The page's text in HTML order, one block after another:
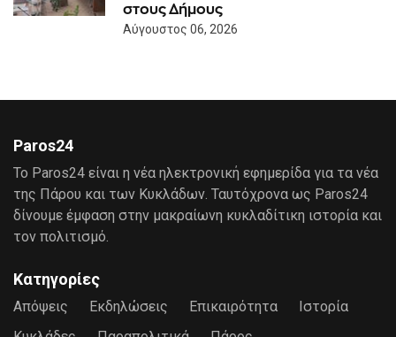
στους Δήμους
Αύγουστος 06, 2026
Paros24
Το Paros24 είναι η νέα ηλεκτρονική εφημερίδα για τα νέα
της Πάρου και των Κυκλάδων. Ταυτόχρονα ως Paros24
δίνουμε έμφαση στην μακραίωνη κυκλαδίτικη ιστορία και
τον πολιτισμό.
Κατηγορίες
Απόψεις Εκδηλώσεις Επικαιρότητα
Ιστορία